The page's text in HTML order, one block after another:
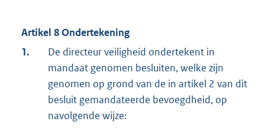
Artikel 8 Ondertekening
1.
De directeur veiligheid ondertekent in
mandaat genomen besluiten, welke zijn
genomen op grond van de in artikel 2 van dit
besluit gemandateerde bevoegdheid, op
navolgende wijze: